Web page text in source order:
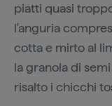
piatti quasi
l'anguria
cotta e mirto al
la granola di
risalto i chicchi